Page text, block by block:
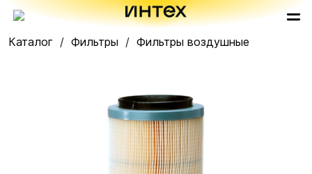
Каталог Фильтры Фильтры воздушные